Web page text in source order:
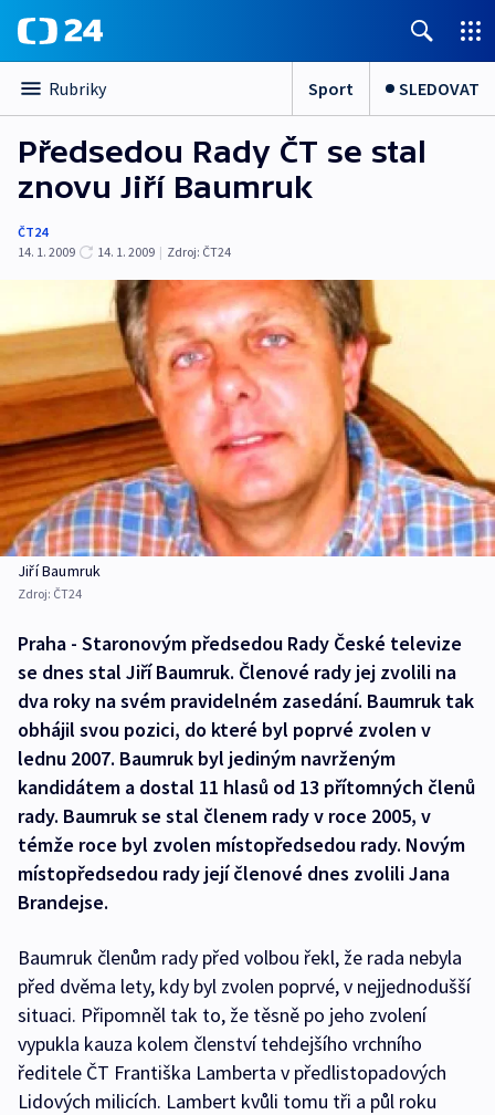
Rubriky Sport SLEDOVAT
Předsedou Rady ČT se stal
znovu Jiří Baumruk
ČT24
14. 1. 2009
14. 1. 2009 | Zdroj: ČT24
Jiří Baumruk
Zdroj: ČT24
Praha - Staronovým předsedou Rady České televize
se dnes stal Jiří Baumruk. Členové rady jej zvolili na
dva roky na svém pravidelném zasedání. Baumruk tak
obhájil svou pozici, do které byl poprvé zvolen v
lednu 2007. Baumruk byl jediným navrženým
kandidátem a dostal 11 hlasů od 13 přítomných členů
rady. Baumruk se stal členem rady v roce 2005, v
témže roce byl zvolen místopředsedou rady. Novým
místopředsedou rady její členové dnes zvolili Jana
Brandejse.
Baumruk členům rady před volbou řekl, že rada nebyla
před dvěma lety, kdy byl zvolen poprvé, v nejjednodušší
situaci. Připomněl tak to, že těsně po jeho zvolení
vypukla kauza kolem členství tehdejšího vrchního
ředitele ČT Františka Lamberta v předlistopadových
Lidových milicích. Lambert kvůli tomu tři a půl roku